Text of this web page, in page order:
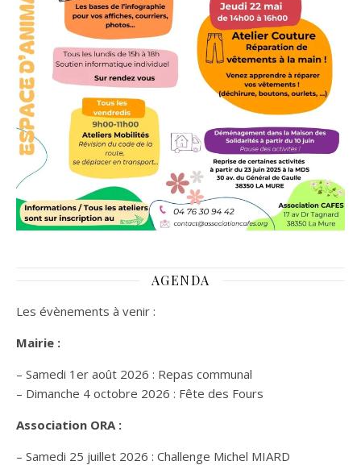
AGENDA
Les évènements à venir :
Mairie :
– Samedi 1er août 2026 : Repas communal
– Dimanche 4 octobre 2026 : Fête des Fours
Association ORA :
– Samedi 25 juillet 2026 : Challenge Michel MIARD